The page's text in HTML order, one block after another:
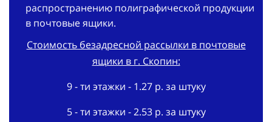
распространению полиграфической продукции
в почтовые ящики.
Стоимость безадресной рассылки в почтовые
ящики в г. Скопин:
9 - ти этажки - 1.27 р. за штуку
5 - ти этажки - 2.53 р. за штуку